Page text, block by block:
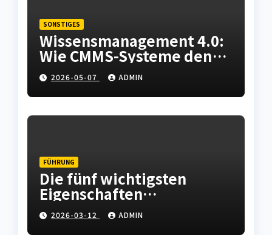
SONSTIGES
Wissensmanagement 4.0:
Wie CMMS-Systeme den
Fachkräftemangel in der
Instandhaltung abfedern
2026-05-07 ADMIN
FÜHRUNG
Die fünf wichtigsten
Eigenschaften
hochwertiger
Leiterplatten
2026-03-12 ADMIN